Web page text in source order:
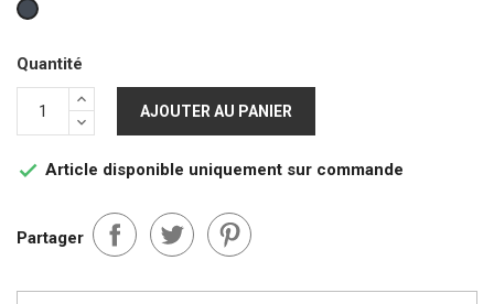
Noir
Quantité
AJOUTER AU PANIER
 Article disponible uniquement sur commande
Partager